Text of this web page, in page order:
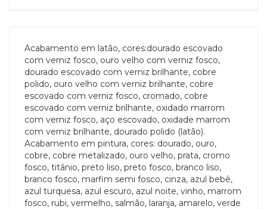
Acabamento em latão, cores:dourado escovado
com verniz fosco, ouro velho com verniz fosco,
dourado escovado com verniz brilhante, cobre
polido, ouro velho com verniz brilhante, cobre
escovado com verniz fosco, cromado, cobre
escovado com verniz brilhante, oxidado marrom
com verniz fosco, aço escovado, oxidade marrom
com verniz brilhante, dourado polido (latão).
Acabamento em pintura, cores: dourado, ouro,
cobre, cobre metalizado, ouro velho, prata, cromo
fosco, titânio, preto liso, preto fosco, branco liso,
branco fosco, marfim semi fosco, cinza, azul bebê,
azul turquesa, azul escuro, azul noite, vinho, marrom
fosco, rubi, vermelho, salmão, laranja, amarelo, verde